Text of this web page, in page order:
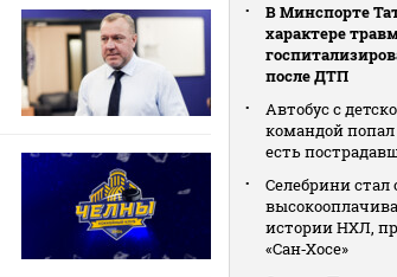
В Минспорте
характере
после ДТП
Автобус с
командой попал
есть
Селебрини
истории НХЛ,
«Сан‑Хосе»